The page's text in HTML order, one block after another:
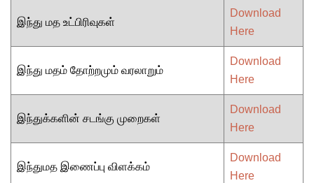
இந்து மத உட்பிரிவுகள்
Download
Here
இந்து மதம் தோற்றமும் வரலாறும்
Download
Here
இந்துக்களின் சடங்கு முறைகள்
Download
Here
இந்துமத இணைப்பு விளக்கம்
Download
Here